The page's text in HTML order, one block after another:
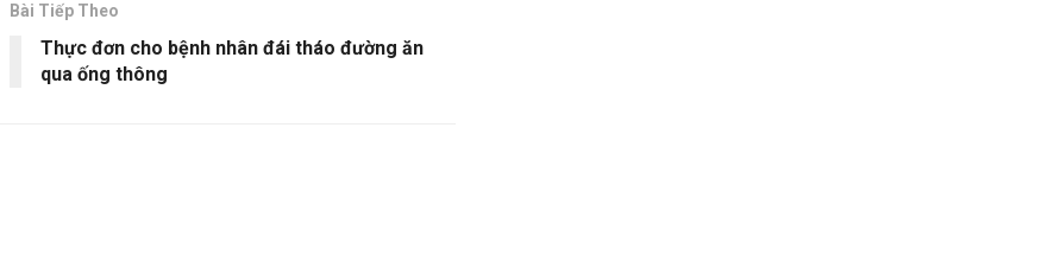
Bài Tiếp Theo
Thực đơn cho bệnh nhân đái tháo đường ăn
qua ống thông